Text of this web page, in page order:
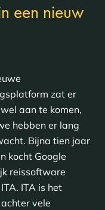
een nieuw
zat er
aan te komen,
hebben er lang
Bijna tien jaar
kocht Google
reissoftware
ITA is het
vele